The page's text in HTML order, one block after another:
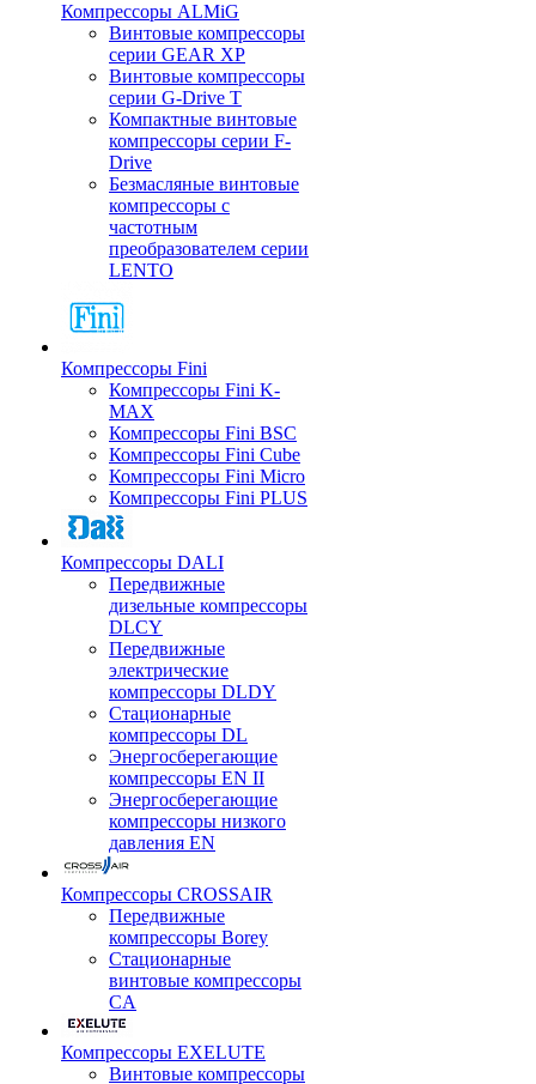
Компрессоры ALMiG
Винтовые компрессоры
серии GEAR XP
Винтовые компрессоры
серии G-Drive T
Компактные винтовые
компрессоры серии F-
Drive
Безмасляные винтовые
компрессоры с
частотным
преобразователем серии
LENTO
Компрессоры Fini
Компрессоры Fini K-
MAX
Компрессоры Fini BSC
Компрессоры Fini Cube
Компрессоры Fini Micro
Компрессоры Fini PLUS
Компрессоры DALI
Передвижные
дизельные компрессоры
DLCY
Передвижные
электрические
компрессоры DLDY
Стационарные
компрессоры DL
Энергосберегающие
компрессоры EN II
Энергосберегающие
компрессоры низкого
давления EN
Компрессоры CROSSAIR
Передвижные
компрессоры Borey
Стационарные
винтовые компрессоры
CA
Компрессоры EXELUTE
Винтовые компрессоры